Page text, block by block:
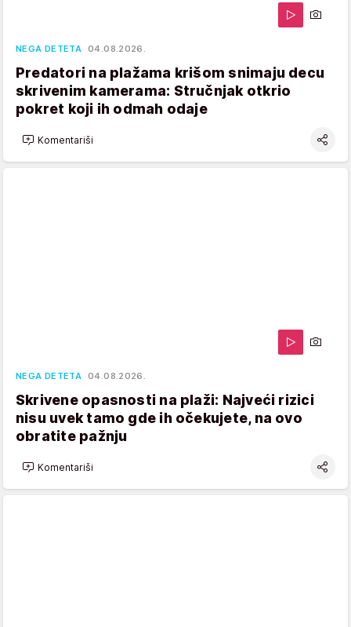
NEGA DETETA 04.08.2026.
Predatori na plažama krišom snimaju decu
skrivenim kamerama: Stručnjak otkrio
pokret koji ih odmah odaje
Komentariši
NEGA DETETA 04.08.2026.
Skrivene opasnosti na plaži: Najveći rizici
nisu uvek tamo gde ih očekujete, na ovo
obratite pažnju
Komentariši